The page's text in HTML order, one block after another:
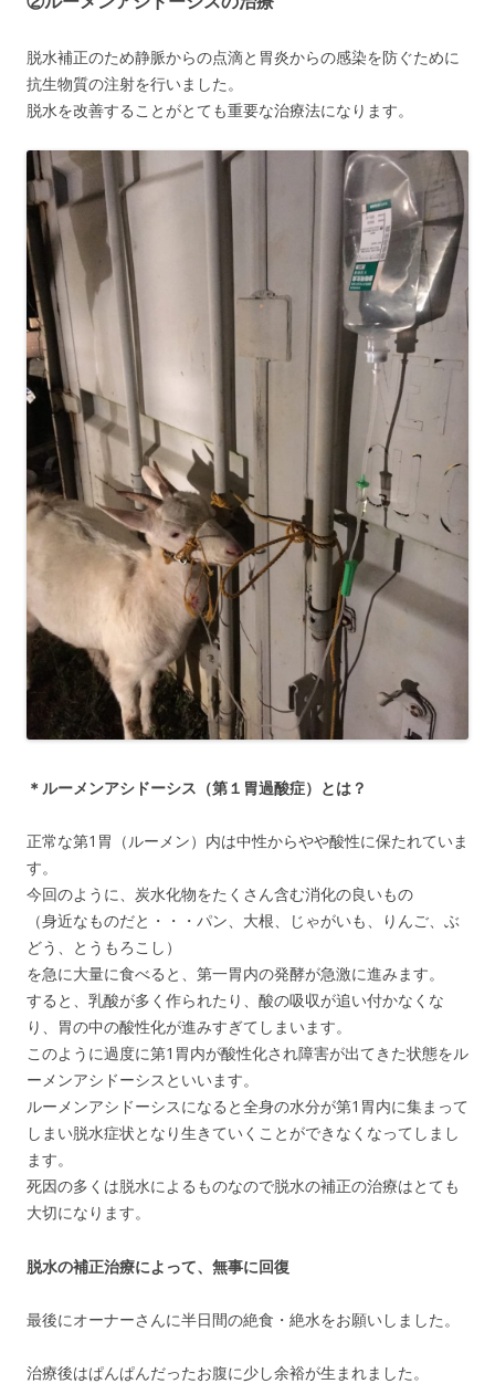
脱水補正のため静脈からの点滴と胃炎からの感染を防ぐために
抗生物質の注射を行いました。
脱水を改善することがとても重要な治療法になります。
＊ルーメンアシドーシス（第１胃過酸症）とは？
正常な第1胃（ルーメン）内は中性からやや酸性に保たれていま
す。
今回のように、炭水化物をたくさん含む消化の良いもの
（身近なものだと・・・パン、大根、じゃがいも、りんご、ぶ
どう、とうもろこし）
を急に大量に食べると、第一胃内の発酵が急激に進みます。
すると、乳酸が多く作られたり、酸の吸収が追い付かなくな
り、胃の中の酸性化が進みすぎてしまいます。
このように過度に第1胃内が酸性化され障害が出てきた状態をル
ーメンアシドーシスといいます。
ルーメンアシドーシスになると全身の水分が第1胃内に集まって
しまい脱水症状となり生きていくことができなくなってしまし
ます。
死因の多くは脱水によるものなので脱水の補正の治療はとても
大切になります。
脱水の補正治療によって、無事に回復
最後にオーナーさんに半日間の絶食・絶水をお願いしました。
治療後はぱんぱんだったお腹に少し余裕が生まれました。